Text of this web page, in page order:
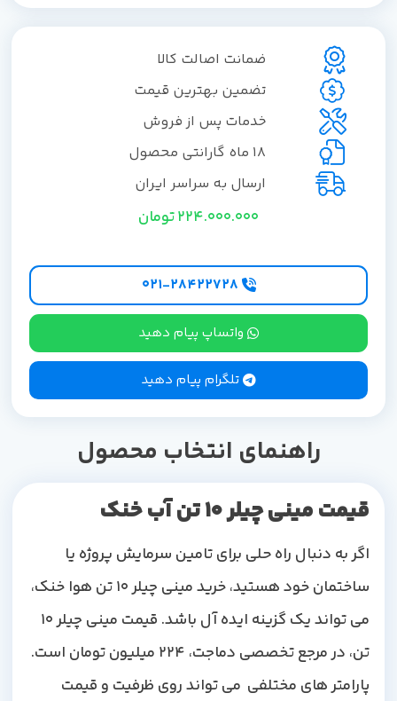
ضمانت اصالت کالا
تضمین بهترین قیمت
خدمات پس از فروش
ارسال به سراسر ایران
224.000.000تومان
واتساپ پیام دهید
تلگرام پیام دهید
راهنمای انتخاب محصول
قیمت مینی چیلر10 تن آب خنک
اگر به دنبال راه حلی برای تامین سرمایش پروژه یا
ساختمان خود هستید، خرید مینی چیلر 10 تن هوا خنک،
می تواند یک گزینه ایده آل باشد. قیمت مینی چیلر 10
تن، در مرجع تخصصی دماجت، 224 میلیون تومان است.
پارامتر های مختلفی می تواند روی ظرفیت و قیمت